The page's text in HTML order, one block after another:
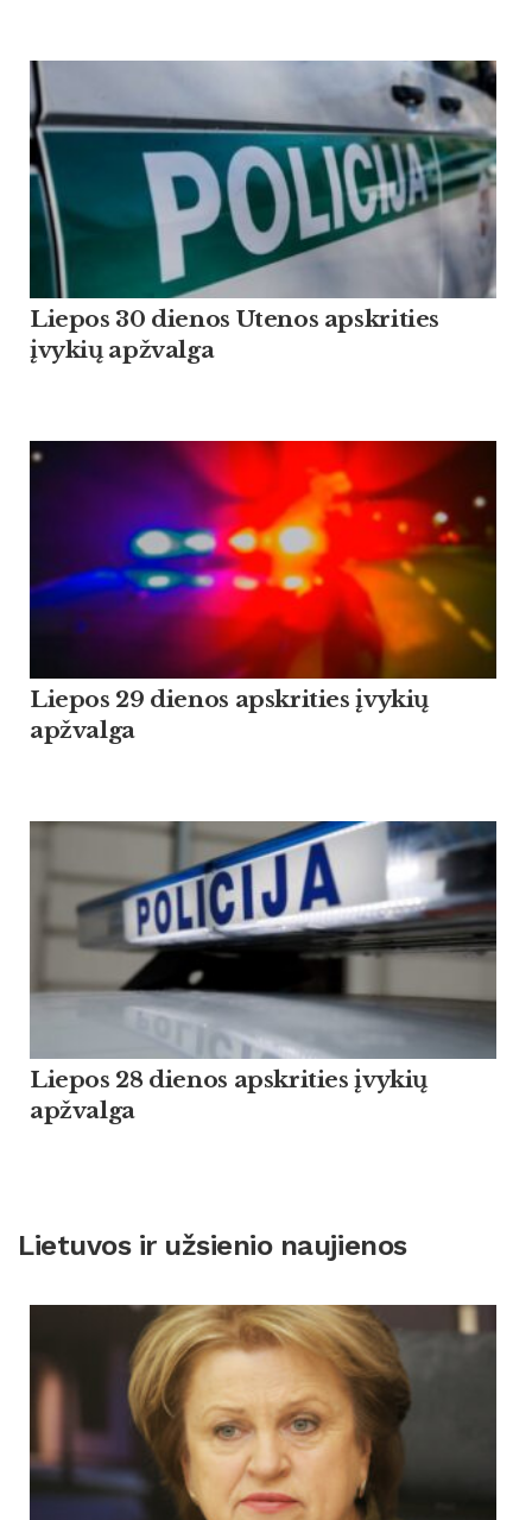
Liepos 30 dienos Utenos apskrities
įvykių apžvalga
Liepos 29 dienos apskrities įvykių
apžvalga
Liepos 28 dienos apskrities įvykių
apžvalga
Lietuvos ir užsienio naujienos